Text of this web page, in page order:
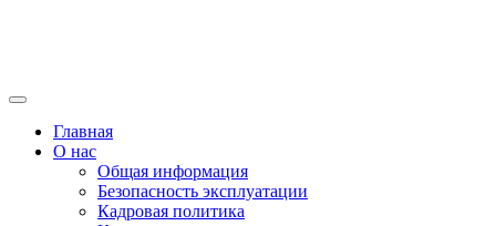
Главная
О нас
Общая информация
Безопасность эксплуатации
Кадровая политика